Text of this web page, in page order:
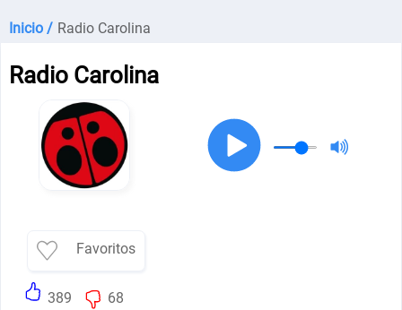
Inicio / Radio Carolina
Radio Carolina
Favoritos
389 68